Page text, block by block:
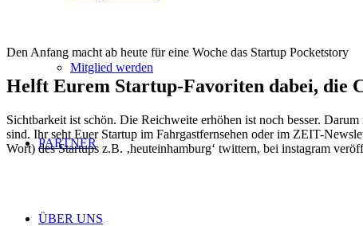
Mitglied werden
PARTNER
ÜBER UNS
Den Anfang macht ab heute für eine Woche das Startup Pocketstory
Helft Eurem Startup-Favoriten dabei, die
Sichtbarkeit ist schön. Die Reichweite erhöhen ist noch besser.
sind. Ihr seht Euer Startup im Fahrgastfernsehen oder im ZEIT-
Wort) des Startups z.B. ‚heuteinhamburg‘ twittern, bei instagram